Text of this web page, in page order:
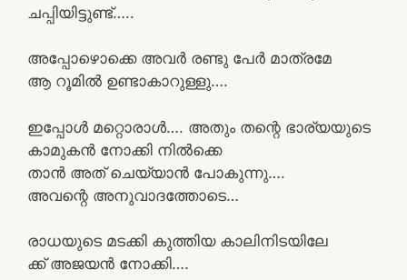
ചപ്പിയിട്ടുണ്ട്…..
അപ്പോഴൊക്കെ അവർ രണ്ടു പേർ മാത്രമേ
ആ റൂമിൽ ഉണ്ടാകാറുള്ളു….
ഇപ്പോൾ മറ്റൊരാൾ…. അതും തന്റെ ഭാര്യയുടെ
കാമുകൻ നോക്കി നിൽക്കെ
താൻ അത് ചെയ്യാൻ പോകുന്നു….
അവന്റെ അനുവാദത്തോടെ…
രാധയുടെ മടക്കി കുത്തിയ കാലിനിടയിലേ
ക്ക് അജയൻ നോക്കി….